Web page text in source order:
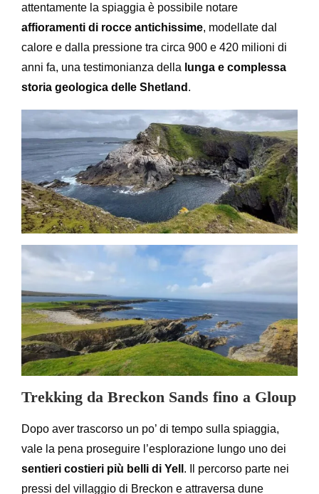
attentamente la spiaggia è possibile notare
affioramenti di rocce antichissime, modellate dal
calore e dalla pressione tra circa 900 e 420 milioni di
anni fa, una testimonianza della lunga e complessa
storia geologica delle Shetland .
Trekking da Breckon Sands fino a Gloup
Dopo aver trascorso un po’ di tempo sulla spiaggia,
vale la pena proseguire l’esplorazione lungo uno dei
sentieri costieri più belli di Yell . Il percorso parte nei
pressi del villaggio di Breckon e attraversa dune